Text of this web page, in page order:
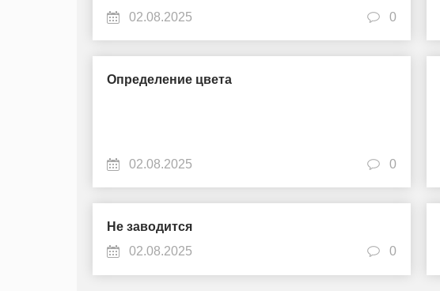
02.08.2025
0
Определение цвета
02.08.2025 0
Не заводится
02.08.2025
0